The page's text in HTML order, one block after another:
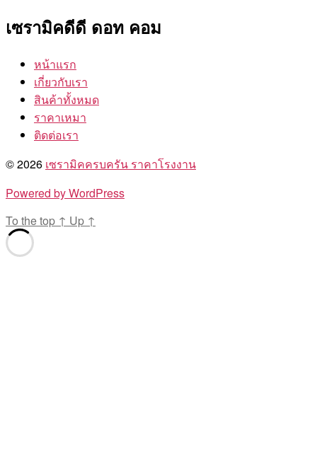
เซรามิคดีดี ดอท คอม
หน้าแรก
เกี่ยวกับเรา
สินค้าทั้งหมด
ราคาเหมา
ติดต่อเรา
© 2026 เซรามิคครบครัน ราคาโรงงาน
Powered by WordPress
To the top ↑ Up ↑